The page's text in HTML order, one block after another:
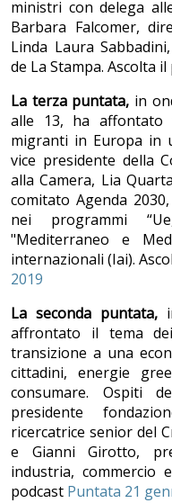
ministri con delega
Barbara Falcomer,
Linda Laura
de La Stampa. Ascolta
La terza puntata, in
alle 13, ha affontato
migranti in Europa in
vice presidente della
alla Camera, Lia
comitato Agenda
nei programmi
"Mediterraneo e
internazionali (Iai).
2019
La seconda puntata,
affrontato il tema
transizione a una
cittadini, energie
consumare. Ospiti
presidente
ricercatrice senior del
e Gianni Girotto,
industria, commercio
podcast Puntata 21